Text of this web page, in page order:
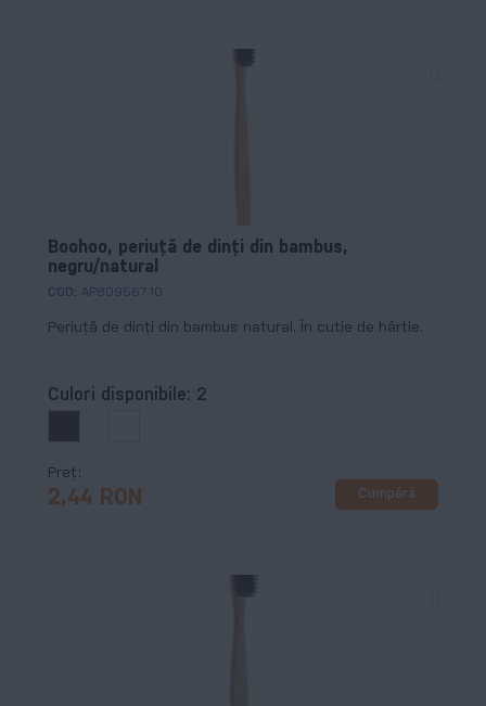
Boohoo, periuță de dinți din bambus,
negru/natural
COD: AP809567-10
Periuță de dinți din bambus natural. În cutie de hârtie.
Culori disponibile: 2
Preț
2,44 RON Cumpără